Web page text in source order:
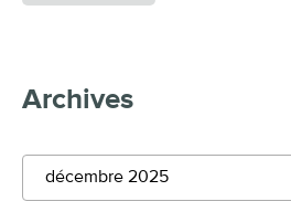
Archives
décembre 2025